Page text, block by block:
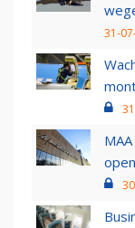
31-